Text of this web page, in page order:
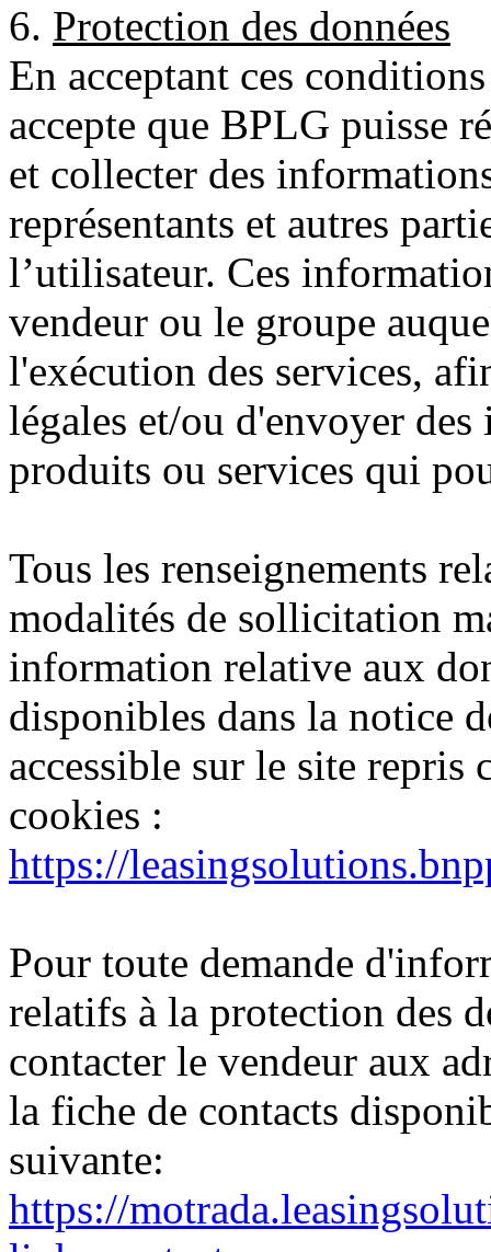
6. Protection des données
En acceptant ces
accepte que BPLG puisse
et collecter des
représentants et autres
l’utilisateur. Ces
vendeur ou le groupe
l'exécution des services,
légales et/ou d'envoyer
produits ou services qui
Tous les renseignements
modalités de sollicitation
information relative aux
disponibles dans la notice
accessible sur le site repris
cookies :
https://
Pour toute demande
relatifs à la protection des
contacter le vendeur aux
la fiche de contacts
suivante:
https://